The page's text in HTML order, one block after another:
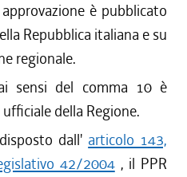
è pubblicato
Repubblica italiana e su
regionale.
sensi del comma 10 è
della Regione.
dall' articolo 143,
42/2004, il PPR